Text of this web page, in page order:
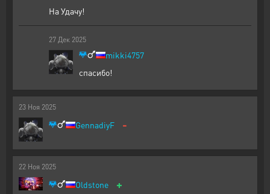
На Удачу!
27 Дек 2025
mikki4757
спасибо!
23 Ноя 2025
GennadiyF -
22 Ноя 2025
Oldstone +